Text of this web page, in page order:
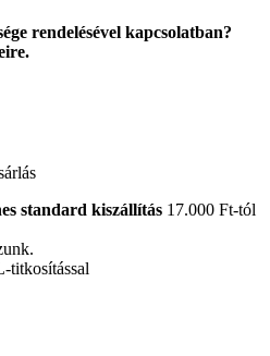
rendelésével kapcsolatban?
standard kiszállítás 17.000 Ft-tól
titkosítással